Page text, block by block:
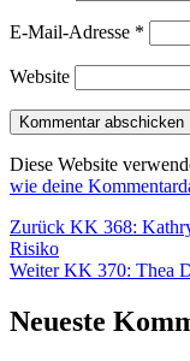
E-Mail-Adresse *
Website
Diese Website
wie deine
Zurück Vorheriger
KK 368:
Risiko
Weiter Nächster
KK 370: Thea
Neueste